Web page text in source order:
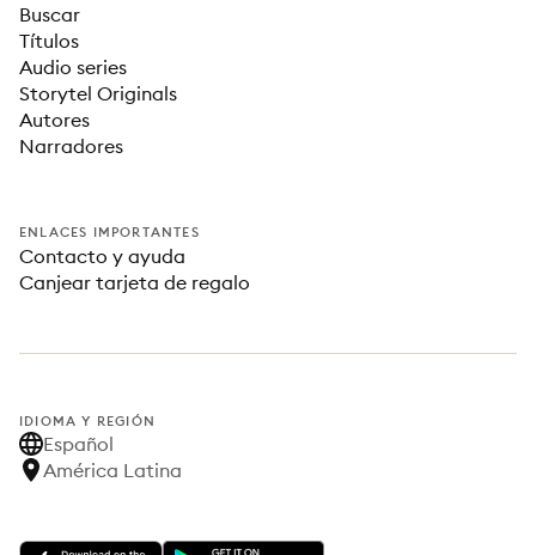
Buscar
Títulos
Audio series
Storytel Originals
Autores
Narradores
ENLACES IMPORTANTES
Contacto y ayuda
Canjear tarjeta de regalo
IDIOMA Y REGIÓN
Español
América Latina